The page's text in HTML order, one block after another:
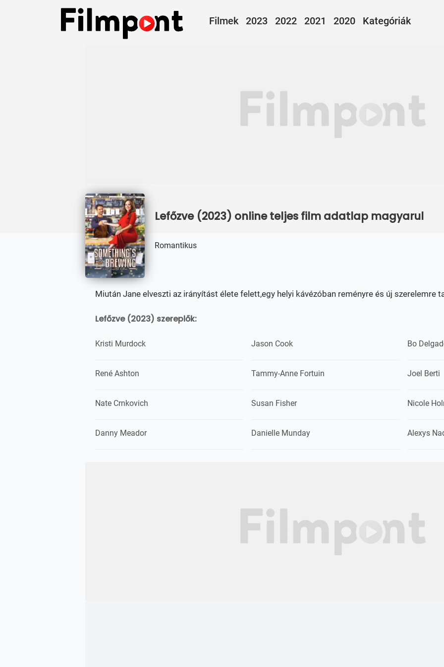
Filmek 2023 2022 2021 2020 Kategóriák
Lefőzve (2023) online teljes film adatlap magyarul
Romantikus
Miután Jane elveszti az irányítást élete felett,egy helyi kávézóban reményre és új szerelemre
Lefőzve (2023) szereplők:
Kristi Murdock Jason Cook Bo
René Ashton Tammy-Anne Fortuin Joel Berti
Nate Crnkovich Susan Fisher Nicole
Danny Meador Danielle Munday Alexys